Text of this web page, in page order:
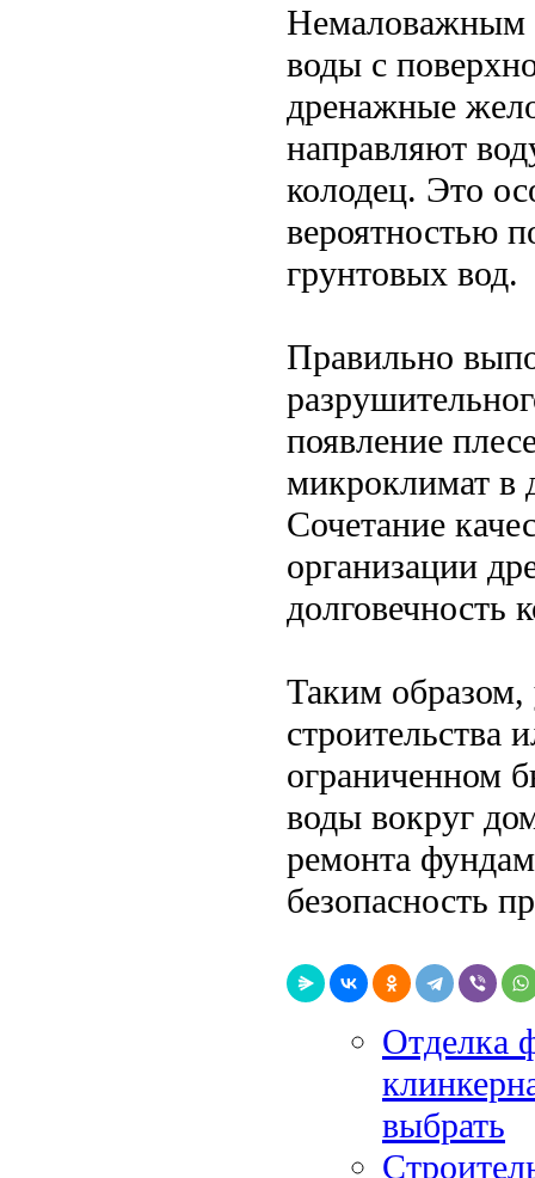
Немаловажным
воды с
дренажные
направляют
колодец. Это
вероятностью
грунтовых вод.
Правильно
появление
микроклимат в
Сочетание
организации
долговечность
Таким
строительства
ограниченном
воды вокруг
ремонта
безопасность
Отделка
выбрать